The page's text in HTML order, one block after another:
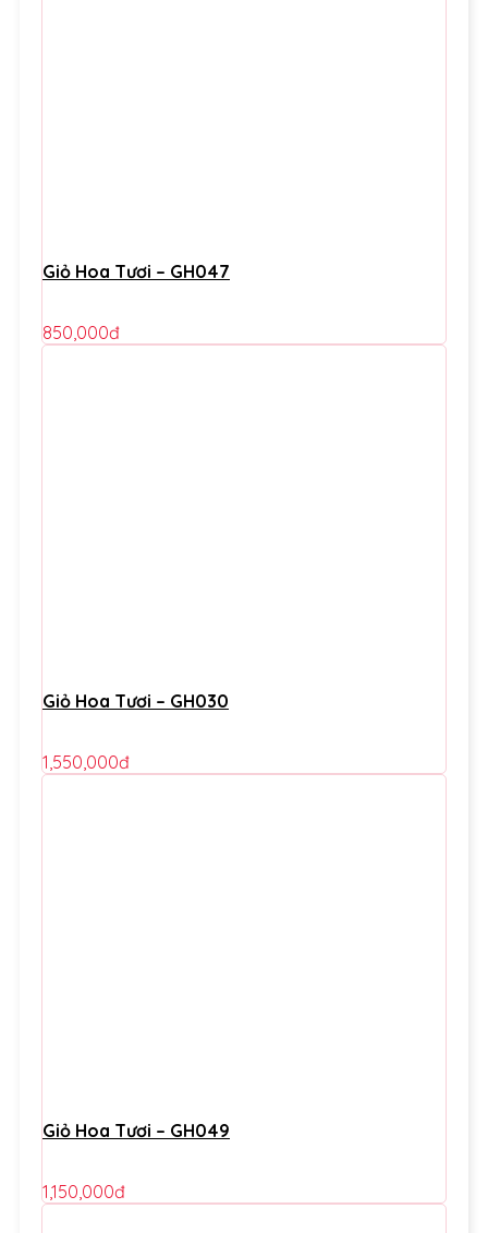
Giỏ Hoa Tươi – GH047
850,000đ
Giỏ Hoa Tươi – GH030
1,550,000đ
Giỏ Hoa Tươi – GH049
1,150,000đ